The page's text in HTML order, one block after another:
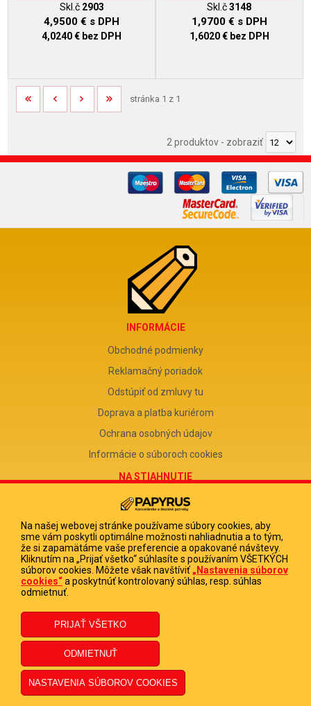
Skl.č 2903
4,9500 € s DPH
4,0240 € bez DPH
Skl.č3148
1,9700 € s DPH
1,6020 € bez DPH
stránka 1 z 1
2 produktov- zobraziť
INFORMÁCIE
Obchodné podmienky
Reklamačný poriadok
Odstúpiť od zmluvy tu
Doprava a platba kuriérom
Ochrana osobných údajov
Informácie o súboroch cookies
NA STIAHNUTIE
Reklamačný formulár
Odstúpenie od zmluvy
Poučenie o odstúpení od zmluvy
FIRMA
PAPYRUS POPRAD, s.r.o.
DIČ 2020513880
IČ DPH SK2020513880
© 2023 PAPYRUS POPRAD s.r.o., Všetky práva vyhradené.
Na našej webovej stránke používame súbory cookies, aby
sme vám poskytli optimálne možnosti nahliadnutia a to tým,
že si zapamätáme vaše preferencie a opakované návštevy.
Kliknutím na „Prijať všetko“ súhlasíte s používaním VŠETKÝCH
súborov cookies. Môžete však navštíviť „Nastavenia súborov
cookies“a poskytnúť kontrolovaný súhlas, resp. súhlas
odmietnuť.